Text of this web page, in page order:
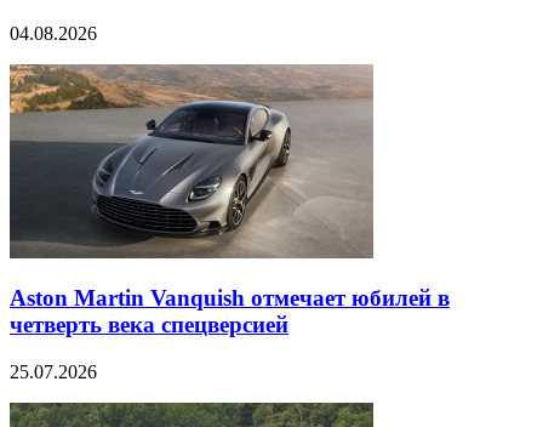
04.08.2026
Aston Martin Vanquish отмечает юбилей в
четверть века спецверсией
25.07.2026